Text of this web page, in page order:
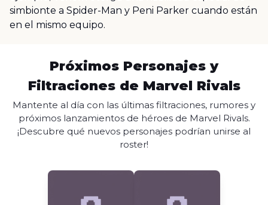
simbionte a Spider-Man y Peni Parker cuando están
en el mismo equipo.
Próximos Personajes y
Filtraciones de Marvel Rivals
Mantente al día con las últimas filtraciones, rumores y
próximos lanzamientos de héroes de Marvel Rivals.
¡Descubre qué nuevos personajes podrían unirse al
roster!